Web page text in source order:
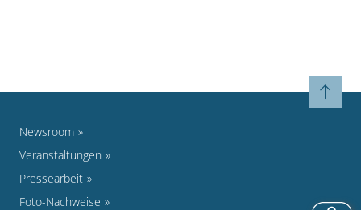
Newsroom
Veranstaltungen
Pressearbeit
Foto-Nachweise